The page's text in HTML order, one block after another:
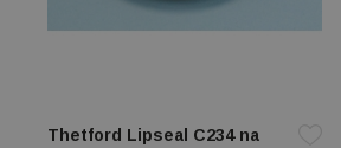
Thetford Lipseal C234 na